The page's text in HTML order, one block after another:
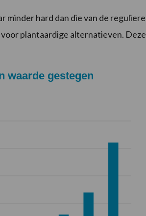
minder hard dan die van de reguliere
plantaardige alternatieven. Deze
gedaald, in waarde gestegen